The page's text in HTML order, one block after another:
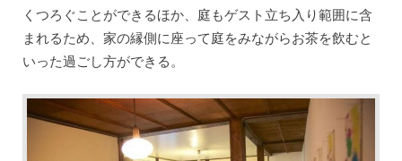
くつろぐことができるほか、庭もゲスト立ち入り範囲に含
まれるため、家の縁側に座って庭をみながらお茶を飲むと
いった過ごし方ができる。